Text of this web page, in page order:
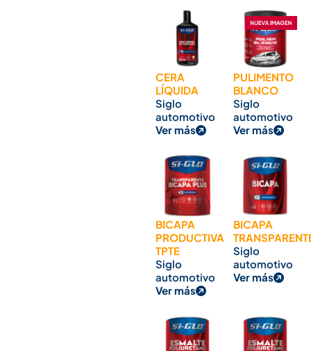
CERA
LÍQUIDA
Siglo
automotivo
Ver más
PULIMENTO
BLANCO
Siglo
automotivo
Ver más
BICAPA
PRODUCTIVA
TPTE
Siglo
automotivo
Ver más
BICAPA
Siglo
automotivo
Ver más